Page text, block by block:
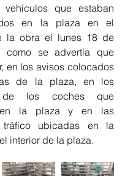
vehículos que estaban
en la plaza en el
la obra el lunes 18 de
como se advertía que
en los avisos colocados
de la plaza, en los
de los coches que
en la plaza y en las
ubicadas en la
interior de la plaza.